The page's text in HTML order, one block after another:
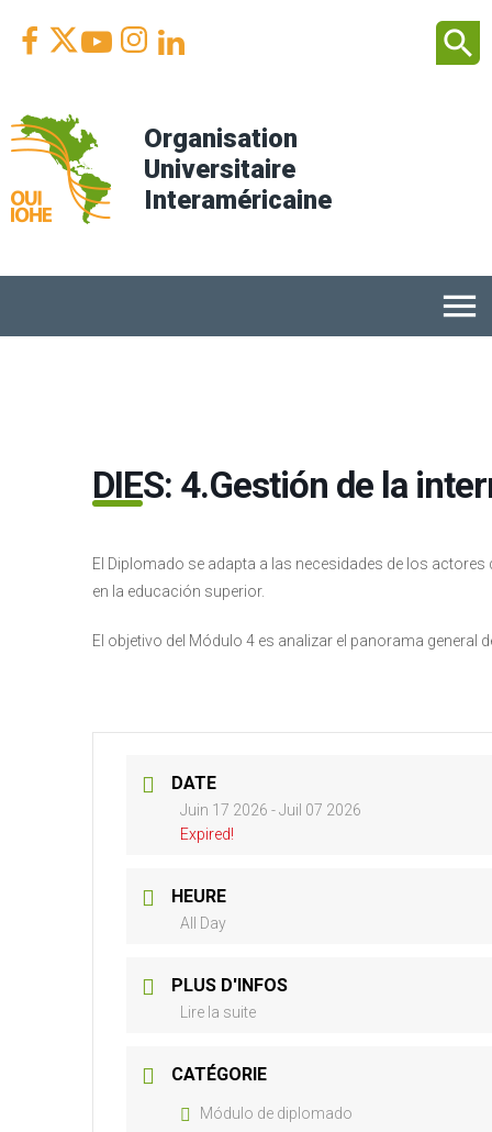
Organisation
Universitaire
Interaméricaine
 Facebook
 Youtube
Instagram
 search
menu
DIES: 4.Gestión de la
El Diplomado se adapta a las necesidades de los
en la educación superior.
El objetivo del Módulo 4 es analizar el panorama
DATE
Juin 17 2026 - Juil 07 2026
Expired!
HEURE
All Day
PLUS D'INFOS
Lire la suite
CATÉGORIE
Módulo de diplomado